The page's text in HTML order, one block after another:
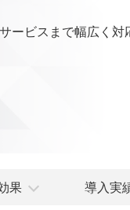
ービスまで幅広く対
果 導入実